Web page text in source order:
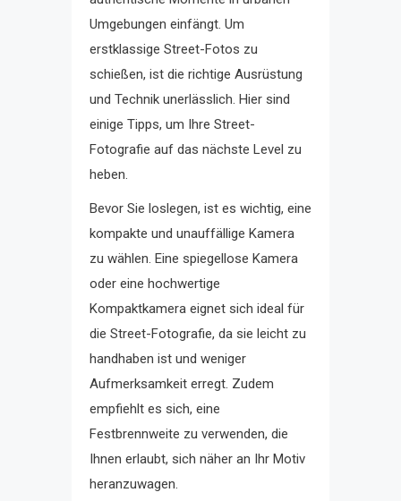
Umgebungen einfängt. Um
erstklassige Street-Fotos zu
schießen, ist die richtige Ausrüstung
und Technik unerlässlich. Hier sind
einige Tipps, um Ihre Street-
Fotografie auf das nächste Level zu
heben.
Bevor Sie loslegen, ist es wichtig, eine
kompakte und unauffällige Kamera
zu wählen. Eine spiegellose Kamera
oder eine hochwertige
Kompaktkamera eignet sich ideal für
die Street-Fotografie, da sie leicht zu
handhaben ist und weniger
Aufmerksamkeit erregt. Zudem
empfiehlt es sich, eine
Festbrennweite zu verwenden, die
Ihnen erlaubt, sich näher an Ihr Motiv
heranzuwagen.